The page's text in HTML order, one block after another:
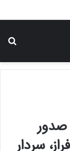
صدور
سردار